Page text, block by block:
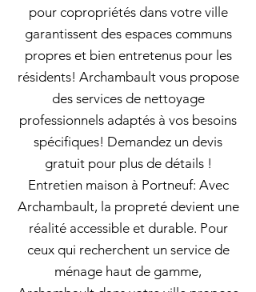
pour copropriétés dans votre ville
garantissent des espaces communs
propres et bien entretenus pour les
résidents! Archambault vous propose
des services de nettoyage
professionnels adaptés à vos besoins
spécifiques! Demandez un devis
gratuit pour plus de détails !
Entretien maison à Portneuf: Avec
Archambault, la propreté devient une
réalité accessible et durable. Pour
ceux qui recherchent un service de
ménage haut de gamme,